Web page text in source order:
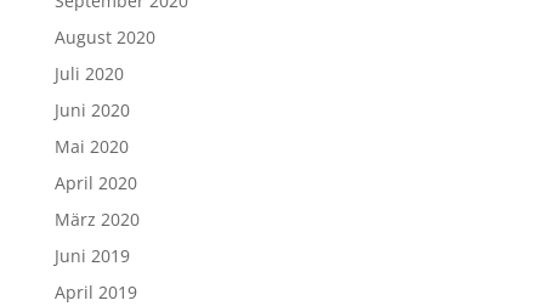
August 2020
Juli 2020
Juni 2020
Mai 2020
April 2020
März 2020
Juni 2019
April 2019